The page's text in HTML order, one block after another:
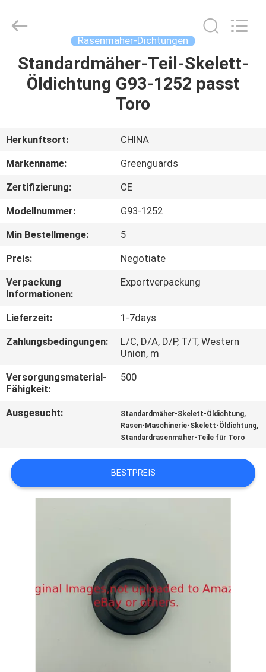
HAUS
ÜBER
UNS
FABRIK-
AUSFLUG
QUALITÄTSKONTROLLE
TRETEN
SIE
MIT
IN
VERBINDUNG
FORDERN
SIE EIN
PRIVACY
Trading
Reserved.
Rasenmäher-Dichtungen
Standardmäher-Teil-Skelett-
Öldichtung G93-1252 passt
Toro
Herkunftsort:
CHINA
Markenname:
Greenguards
Zertifizierung:
CE
Modellnummer:
G93-1252
Min Bestellmenge:
5
Preis:
Negotiate
Verpackung
Informationen:
Exportverpackung
Lieferzeit:
1-7days
Zahlungsbedingungen:
L/C, D/A, D/P, T/T, Western
Union, m
Versorgungsmaterial-
Fähigkeit:
500
Ausgesucht: Standardmäher-Skelett-Öldichtung,
Rasen-Maschinerie-Skelett-Öldichtung,
Standardrasenmäher-Teile für Toro
BESTPREIS